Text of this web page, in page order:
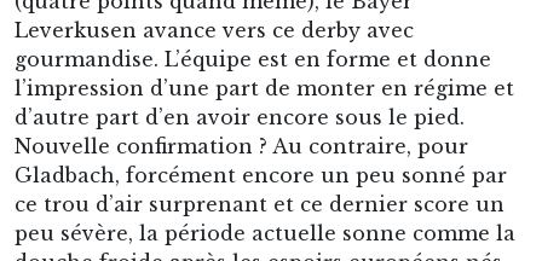
Leverkusen avance vers ce derby avec
gourmandise. L’équipe est en forme et donne
l’impression d’une part de monter en régime et
d’autre part d’en avoir encore sous le pied.
Nouvelle confirmation ? Au contraire, pour
Gladbach, forcément encore un peu sonné par
ce trou d’air surprenant et ce dernier score un
peu sévère, la période actuelle sonne comme la